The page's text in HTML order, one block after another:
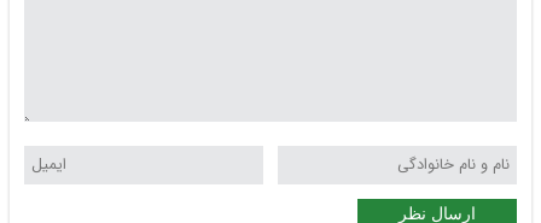
ارسال نظر